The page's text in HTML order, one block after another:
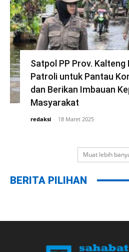
Satpol PP Prov. Kalteng
Patroli untuk Pantau
dan Berikan Imbauan
Masyarakat
redaksi - 18 Maret 2025
Muat lebih
BERITA PILIHAN